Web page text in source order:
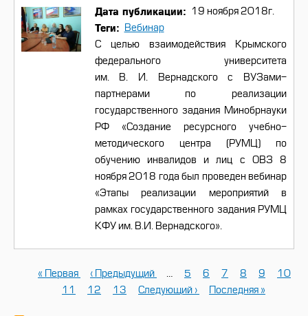
Дата публикации 19 ноября 2018г.
Теги
Вебинар
С целью взаимодействия Крымского
федерального университета
им. В. И. Вернадского с ВУЗами-
партнерами по реализации
государственного задания Минобрнауки
РФ «Создание ресурсного учебно-
методического центра (РУМЦ) по
обучению инвалидов и лиц с ОВЗ 8
ноября 2018 года был проведен вебинар
«Этапы реализации мероприятий в
рамках государственного задания РУМЦ
КФУ им. В.И. Вернадского».
Нумерация
Первая
страница
« Первая ←
‹ Предыдущий … Страница
5 Страница
6 Страница
7 Страница
8
Текущая
страница
9
10
Страница
11 Страница
12 Страница
13
Следующая
Следующий ›
Последняя
Последняя »